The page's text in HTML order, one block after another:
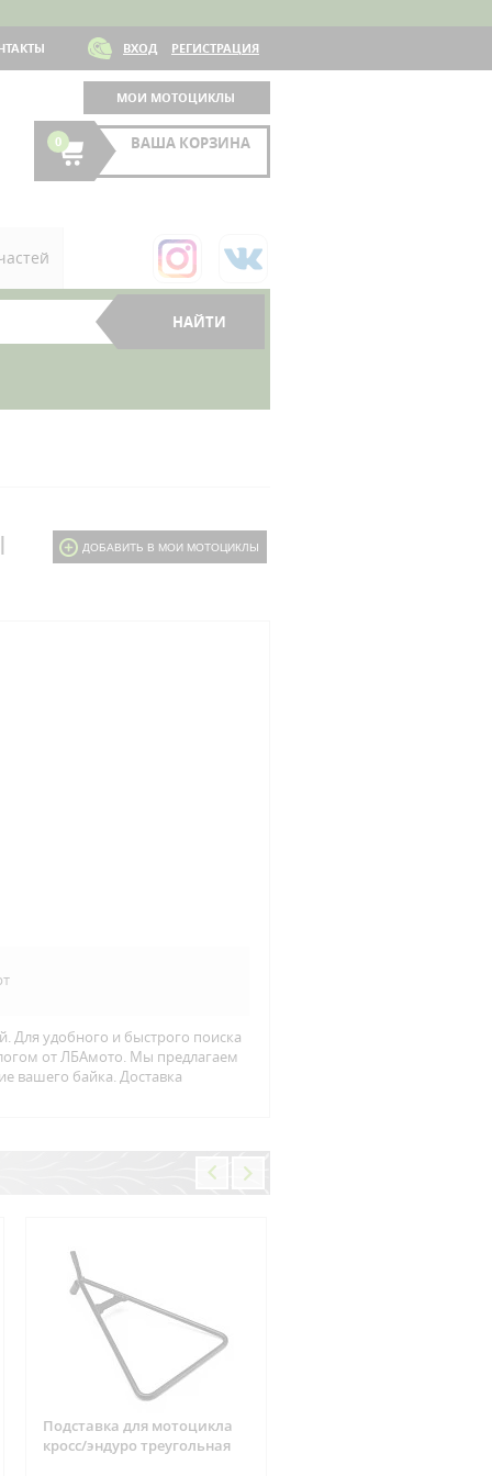
ВХОД РЕГИСТРАЦИЯ
МОИ МОТОЦИКЛЫ
0 ВАША КОРЗИНА
ДОБАВИТЬ В МОИ МОТОЦИКЛЫ
Для удобного и быстрого поиска
от ЛБАмото. Мы предлагаем
вашего байка. Доставка
Подставка для мотоцикла
кросс/эндуро треугольная